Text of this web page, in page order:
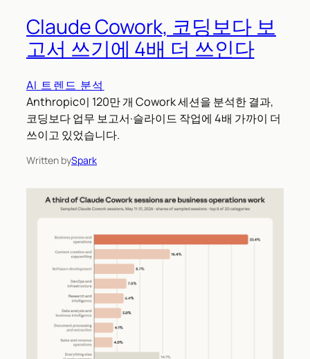
Claude Cowork, 코딩보다 보
고서 쓰기에 4배 더 쓰인다
AI 트렌드 분석
Anthropic이 120만 개 Cowork 세션을 분석한 결과,
코딩보다 업무 보고서·슬라이드 작업에 4배 가까이 더
쓰이고 있었습니다.
Written bySpark